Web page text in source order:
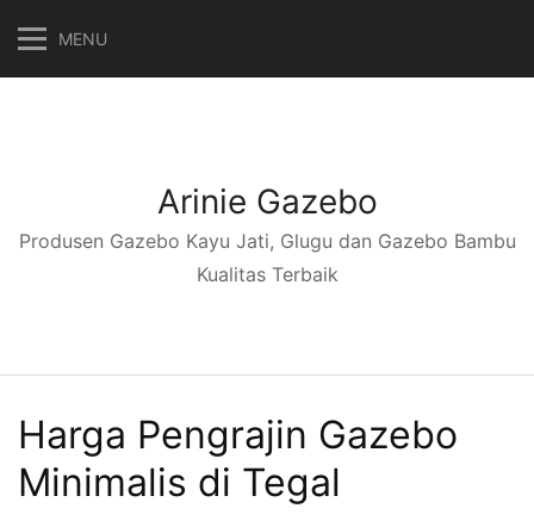
ke
konten
MENU
Arinie Gazebo
Produsen Gazebo Kayu Jati, Glugu dan Gazebo Bambu
Kualitas Terbaik
Harga Pengrajin Gazebo
Minimalis di Tegal